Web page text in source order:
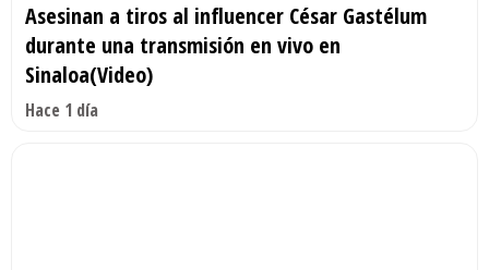
Asesinan a tiros al influencer César Gastélum
durante una transmisión en vivo en
Sinaloa(Video)
Hace 1 día